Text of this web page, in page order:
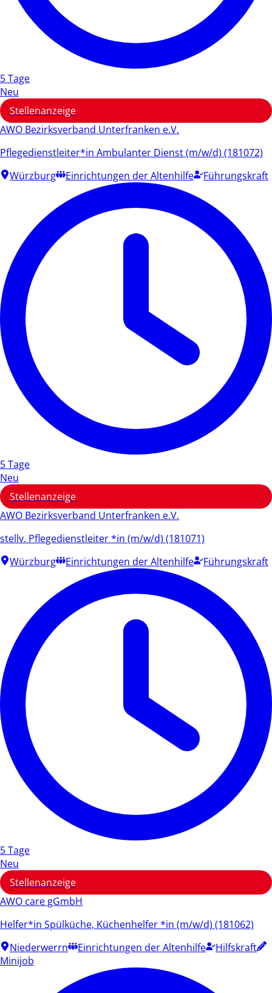
5 Tage
Neu
Stellenanzeige
AWO Bezirksverband Unterfranken e.V.
Pflegedienstleiter*in Ambulanter Dienst (m/w/d) (181072)
Würzburg
Einrichtungen der Altenhilfe Führungskraft
5 Tage
Neu
Stellenanzeige
AWO Bezirksverband Unterfranken e.V.
stellv. Pflegedienstleiter *in (m/w/d) (181071)
Würzburg
Einrichtungen der Altenhilfe Führungskraft
5 Tage
Neu
Stellenanzeige
AWO care gGmbH
Helfer*in Spülküche, Küchenhelfer *in (m/w/d) (181062)
Niederwerrn
Einrichtungen der Altenhilfe
Hilfskraft
Minijob